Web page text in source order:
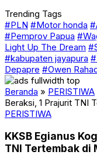
Trending Tags
#PLN #Motor honda
#Pemprov Papua
Light Up The Dream
#kabupaten jayapura
Depapre #Owen
Beranda » PERISTIWA
Beraksi, 1 Prajurit TNI
PERISTIWA
KKSB Egianus
TNI Tertembak di